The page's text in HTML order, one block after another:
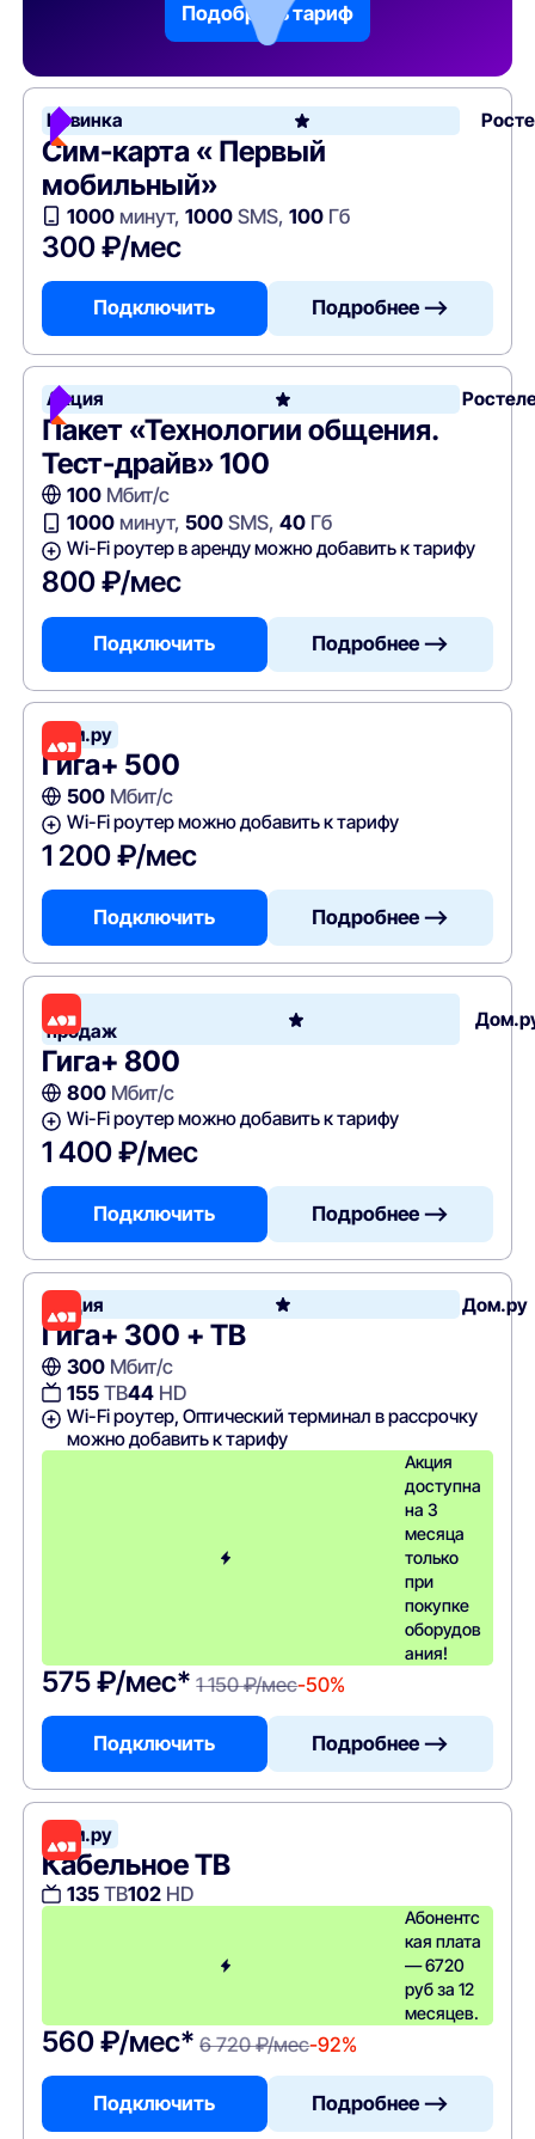
Подобрать тариф
Новинка
Сим-карта « Первый
мобильный»
1000минут, 1000SMS, 100Гб
300 ₽/мес
Подключить Подробнее —>
Акция
Пакет «Технологии общения.
Тест-драйв» 100
100Мбит/с
1000минут, 500SMS, 40Гб
Wi-Fi роутер в аренду можно добавить к тарифу
800 ₽/мес
Подключить Подробнее —>
Дом.ру
Гига+ 500
500Мбит/с
Wi-Fi роутер можно добавить к тарифу
1 200 ₽/мес
Подключить Подробнее —>
Хит
продаж
Гига+ 800
800Мбит/с
Wi-Fi роутер можно добавить к тарифу
1 400 ₽/мес
Подключить Подробнее —>
Акция Дом.ру
Гига+ 300 + ТВ
300Мбит/с
155ТВ44HD
Wi-Fi роутер, Оптический терминал в рассрочку
можно добавить к тарифу
Акция
доступна
на 3
месяца
только
при
покупке
оборудов
ания!
575 ₽/мес* 1 150 ₽/мес-50%
Подключить Подробнее —>
Дом.ру
Кабельное ТВ
135ТВ102HD
Абонентс
кая плата
— 6720
руб за 12
месяцев.
560 ₽/мес* 6 720 ₽/мес-92%
Подключить Подробнее —>